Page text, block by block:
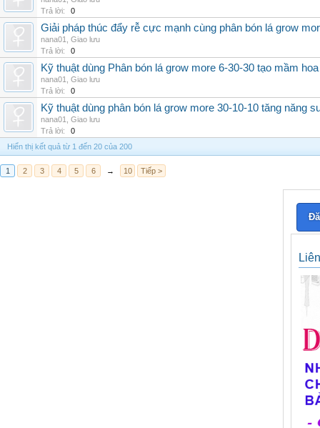
Trả lời:
0
Giải pháp thúc đẩy rễ cực mạnh cùng phân bón lá grow
nana01
Giao lưu
Trả lời:
0
Kỹ thuật dùng Phân bón lá grow more 6-30-30 tạo mầm hoa
nana01
Giao lưu
Trả lời:
0
Kỹ thuật dùng phân bón lá grow more 30-10-10 tăng năng
nana01
Giao lưu
Trả lời:
0
Hiển thị kết quả từ 1 đến 20 của 200
1 2 3 4 5 6 → 10 Tiếp >